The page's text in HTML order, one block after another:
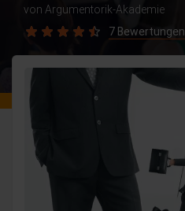
von Argumentorik-Akademie
7 Bewertungen